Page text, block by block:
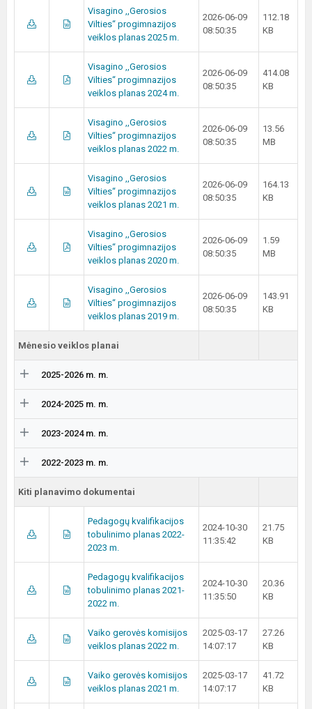
Visagino ,,Gerosios
Vilties‘‘ progimnazijos
veiklos planas 2025 m.
2026-06-09
08:50:35
112.18
KB
Visagino ,,Gerosios
Vilties‘‘ progimnazijos
veiklos planas 2024 m.
2026-06-09
08:50:35
414.08
KB
Visagino ,,Gerosios
Vilties‘‘ progimnazijos
veiklos planas 2022 m.
2026-06-09
08:50:35
13.56
MB
Visagino ,,Gerosios
Vilties‘‘ progimnazijos
veiklos planas 2021 m.
2026-06-09
08:50:35
164.13
KB
Visagino ,,Gerosios
Vilties‘‘ progimnazijos
veiklos planas 2020 m.
2026-06-09
08:50:35
1.59
MB
Visagino ,,Gerosios
Vilties‘‘ progimnazijos
veiklos planas 2019 m.
2026-06-09
08:50:35
143.91
KB
Mėnesio veiklos planai
2025-2026 m. m.
2024-2025 m. m.
2023-2024 m. m.
2022-2023 m. m.
Kiti planavimo dokumentai
Pedagogų kvalifikacijos
tobulinimo planas 2022-
2023 m.
2024-10-30
11:35:42
21.75
KB
Pedagogų kvalifikacijos
tobulinimo planas 2021-
2022 m.
2024-10-30
11:35:50
20.36
KB
Vaiko gerovės komisijos
veiklos planas 2022 m.
2025-03-17
14:07:17
27.26
KB
Vaiko gerovės komisijos
veiklos planas 2021 m.
2025-03-17
14:07:17
41.72
KB